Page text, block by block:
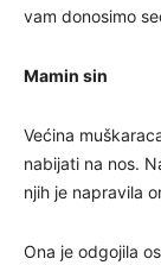
vam donosimo
Mamin sin
Većina
nabijati na nos.
njih je napravila
Ona je odgojila